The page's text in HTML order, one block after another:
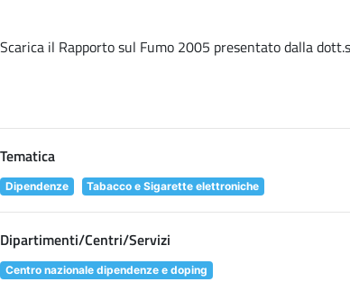
Scarica il Rapporto sul Fumo 2005 presentato dalla
Tematica
Dipendenze Tabacco e Sigarette elettroniche
Dipartimenti/Centri/Servizi
Centro nazionale dipendenze e doping